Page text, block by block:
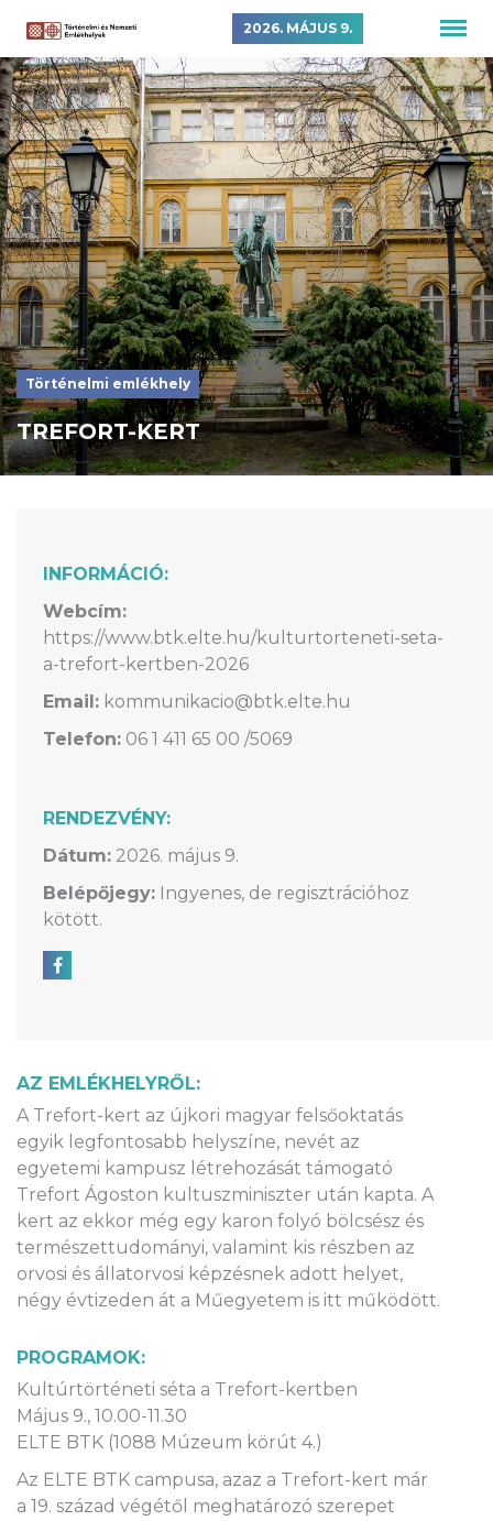
2026. MÁJUS 9.
Történelmi emlékhely
TREFORT-KERT
AZ EMLÉKHELYRŐL:
A Trefort-kert az újkori magyar felsőoktatás
egyik legfontosabb helyszíne, nevét az
egyetemi kampusz létrehozását támogató
Trefort Ágoston kultuszminiszter után kapta. A
kert az ekkor még egy karon folyó bölcsész és
természettudományi, valamint kis részben az
orvosi és állatorvosi képzésnek adott helyet,
négy évtizeden át a Műegyetem is itt működött.
PROGRAMOK:
Kultúrtörténeti séta a Trefort-kertben
Május 9., 10.00-11.30
ELTE BTK (1088 Múzeum körút 4.)
Az ELTE BTK campusa, azaz a Trefort-kert már
a 19. század végétől meghatározó szerepet
INFORMÁCIÓ:
Webcím:
https://www.btk.elte.hu/kulturtorteneti-seta-
a-trefort-kertben-2026
Email: kommunikacio@btk.elte.hu
Telefon: 06 1 411 65 00 /5069
RENDEZVÉNY:
Dátum: 2026. május 9.
Belépőjegy: Ingyenes, de regisztrációhoz
kötött.
Megosztás Facebookon